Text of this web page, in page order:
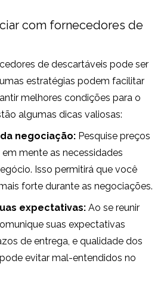
com fornecedores de
de descartáveis pode ser
estratégias podem facilitar
melhores condições para o
algumas dicas valiosas:
negociação: Pesquise preços
mente as necessidades
Isso permitirá que você
forte durante as negociações.
expectativas: Ao se reunir
suas expectativas
de entrega, e qualidade dos
evitar mal-entendidos no